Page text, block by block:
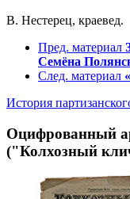
В. Нестерец, краевед.
Пред. материал
Семёна
След. материал
История
Оцифрованный
("Колхозный